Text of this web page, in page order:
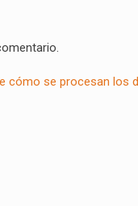
cómo se procesan los